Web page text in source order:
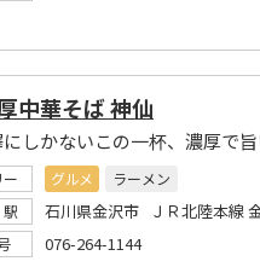
中華そば 神仙
グルメ
ラーメン
石川県金沢市 ＪＲ北陸本線
076-264-1144